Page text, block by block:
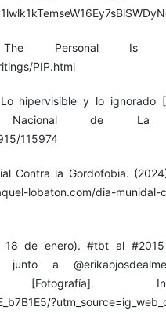
Personal Is
PIP.html
hipervisible y lo ignorado
Nacional de La
115974
Contra la Gordofobia.
dia-munidal-
18 de enero). #tbt al
a
[Fotografía].